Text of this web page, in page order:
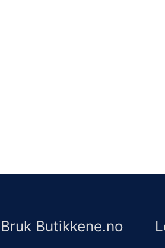
Bruk Butikkene.no